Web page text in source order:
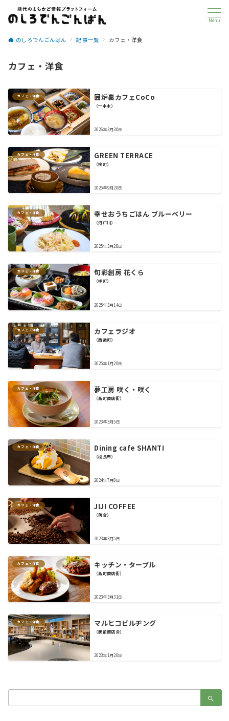
Menu
のしろでんごんばん 記事一覧 カフェ・洋食
カフェ・洋食
カフェ・洋食 囲炉裏カフェCoCo
（一本木）
2026年3月30日
カフェ・洋食 GREEN TERRACE
（柳町）
2025年9月20日
カフェ・洋食 幸せおうちごはん ブルーベリー
（河戸川）
2025年3月28日
カフェ・洋食 旬彩創房 花くら
（柳町）
2025年3月14日
カフェ・洋食 カフェラジオ
（西通町）
2025年1月20日
カフェ・洋食 夢工房 咲く・咲く
（畠町商店街）
2023年3月5日
カフェ・洋食 Dining cafe SHANTI
（松長布）
2024年7月8日
カフェ・洋食 JIJI COFFEE
（落合）
2023年3月5日
カフェ・洋食 キッチン・ターブル
（畠町商店街）
2023年3月31日
カフェ・洋食 マルヒコビルヂング
（駅前商店会）
2023年1月20日
索：